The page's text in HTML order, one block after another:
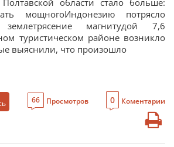
области стало больше:
мощногоИндонезию потрясло
землетрясение магнитудой 7,6
туристическом районе возникло
выяснили, что произошло
66 Просмотров 0 Коментарии